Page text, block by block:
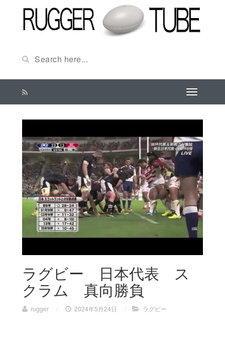
ラグビー 日本代表 ス
クラム 真向勝負
rugger / 2024年5月24日 / ラグビー